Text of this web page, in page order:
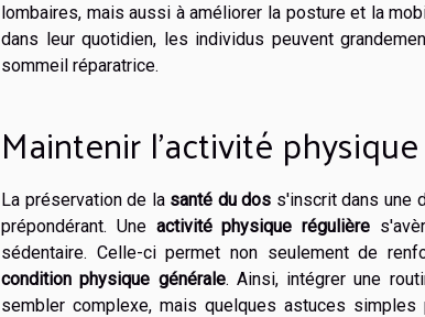
lombaires, mais aussi à améliorer la posture et la
dans leur quotidien, les individus peuvent
sommeil réparatrice.
Maintenir l'activité
La préservation de la santé du dos s'inscrit dans une
prépondérant. Une activité physique régulière
sédentaire. Celle-ci permet non seulement de
condition physique générale. Ainsi, intégrer une
sembler complexe, mais quelques astuces